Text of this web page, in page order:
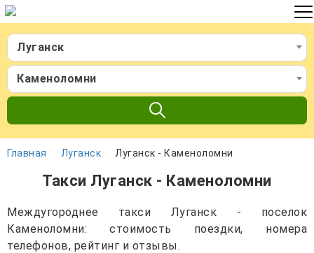
Луганск
Каменоломни
Главная Луганск Луганск - Каменоломни
Такси Луганск - Каменоломни
Междугороднее такси Луганск - поселок
Каменоломни: стоимость поездки, номера
телефонов, рейтинг и отзывы.